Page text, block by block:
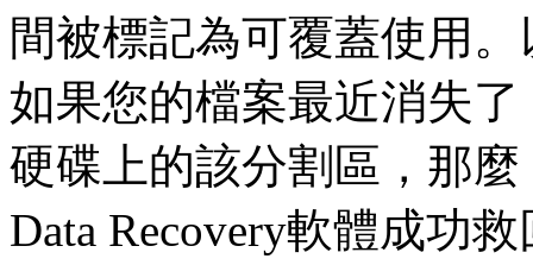
間被標記為可覆蓋使用
如果您的檔案最近消失
硬碟上的該分割區，那
Data Recovery軟體成功